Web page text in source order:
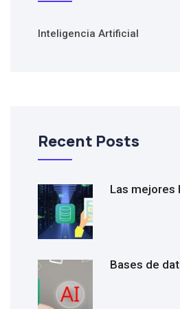
Inteligencia Artificial
Recent Posts
Las mejores
Bases de